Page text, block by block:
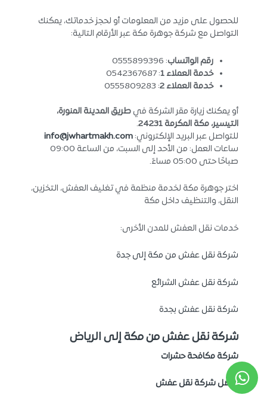
للحصول على مزيد من المعلومات أو لحجز خدماتك، يمكنك
التواصل مع شركة جوهرة مكة عبر الأرقام التالية:
رقم الواتساب: 0555899396
خدمة العملاء 1
: 0542367687
خدمة العملاء 2
: 0555809283
أو يمكنك زيارة مقر الشركة في طريق المدينة المنورة،
التيسير، مكة المكرمة 24231
.
للتواصل عبر البريد الإلكتروني:info@jwhartmakh.com
ساعات العمل: من الأحد إلى السبت، من الساعة 09:00
صباحًا حتى 05:00 مساءً.
اختر جوهرة مكة لخدمة منظمة في تغليف العفش، التخزين،
النقل، والتنظيف داخل مكة
خدمات نقل العفش للمدن الأخرى:
شركة نقل عفش من مكة إلى جدة
شركة نقل عفش الشرائع
شركة نقل عفش بجدة
شركة نقل عفش من مكة إلى الرياض
شركة مكافحة حشرات
أفضل شركة نقل عفش